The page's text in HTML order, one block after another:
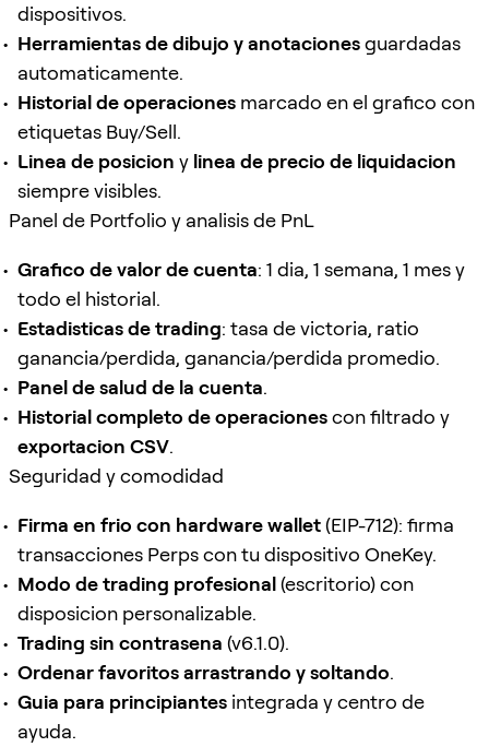
dispositivos.
Herramientas de dibujo y anotacionesguardadas
automaticamente.
Historial de operaciones marcado en el grafico con
etiquetas Buy/Sell.
Linea de posicion y linea de precio de liquidacion
siempre visibles.
Panel de Portfolio y analisis de PnL
Grafico de valor de cuenta: 1 dia, 1 semana, 1 mes y
todo el historial.
Estadisticas de trading: tasa de victoria, ratio
ganancia/perdida, ganancia/perdida promedio.
Panel de salud de la cuenta.
Historial completo de operacionescon filtrado y
exportacion CSV.
Seguridad y comodidad
Firma en frio con hardware wallet(EIP-712): firma
transacciones Perps con tu dispositivo OneKey.
Modo de trading profesional(escritorio) con
disposicion personalizable.
Trading sin contrasena (v6.1.0).
Ordenar favoritos arrastrando y soltando.
Guia para principiantes integrada y centro de
ayuda.